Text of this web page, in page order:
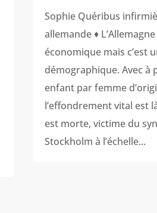
Sophie Quéribus
allemande ♦
économique mais c’est
démographique. Avec à
enfant par femme
l’effondrement vital est
est morte, victime du
Stockholm à l’échelle...